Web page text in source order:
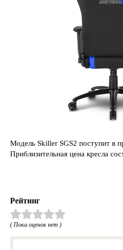
Модель Skiller SGS2 поступит в
Приблизительная цена кресла
Рейтинг
( Пока оценок нет )